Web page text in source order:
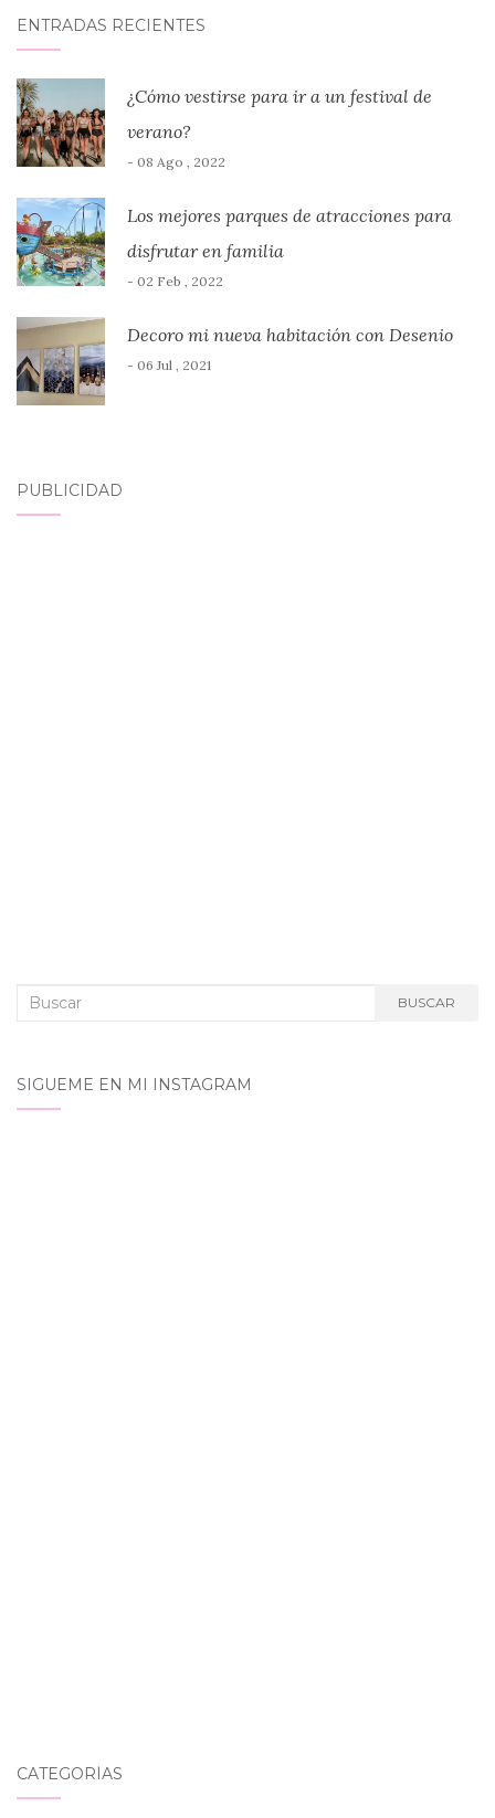
ENTRADAS RECIENTES
¿Cómo vestirse para ir a un festival de
verano?
- 08 Ago , 2022
Los mejores parques de atracciones para
disfrutar en familia
- 02 Feb , 2022
Decoro mi nueva habitación con Desenio
- 06 Jul , 2021
PUBLICIDAD
Buscar: BUSCAR
SIGUEME EN MI INSTAGRAM
CATEGORÍAS